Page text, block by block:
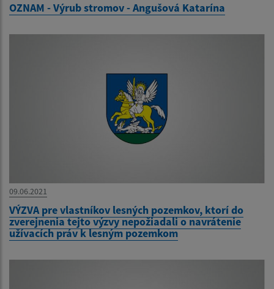
OZNAM - Výrub stromov - Angušová Katarína
09.06.2021
VÝZVA pre vlastníkov lesných pozemkov, ktorí do
zverejnenia tejto výzvy nepožiadali o navrátenie
užívacích práv k lesným pozemkom